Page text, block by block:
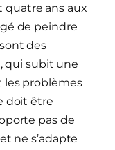
ans aux
de peindre
des
qui subit une
les problèmes
doit être
pas de
ne s’adapte